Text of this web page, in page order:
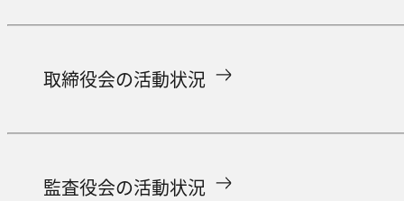
取締役会の活動状況
監査役会の活動状況